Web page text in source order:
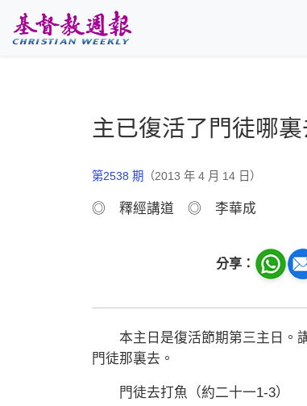
主已復活了門徒哪裏
第2538 期 （2013 年 4 月 14 日）
◎ 釋經講道 ◎ 李華成
分享：
本主日是復活節期第三主日。講
門徒那裏去。
門徒去打魚（約二十一1-3）